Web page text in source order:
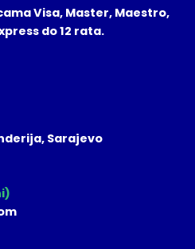
Visa, Master, Maestro,
do 12 rata.
Sarajevo